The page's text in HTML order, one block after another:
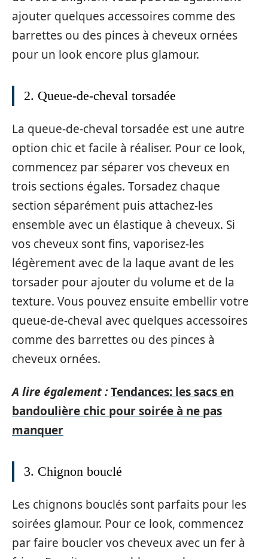
ajouter quelques accessoires comme des
barrettes ou des pinces à cheveux ornées
pour un look encore plus glamour.
2. Queue-de-cheval torsadée
La queue-de-cheval torsadée est une autre
option chic et facile à réaliser. Pour ce look,
commencez par séparer vos cheveux en
trois sections égales. Torsadez chaque
section séparément puis attachez-les
ensemble avec un élastique à cheveux. Si
vos cheveux sont fins, vaporisez-les
légèrement avec de la laque avant de les
torsader pour ajouter du volume et de la
texture. Vous pouvez ensuite embellir votre
queue-de-cheval avec quelques accessoires
comme des barrettes ou des pinces à
cheveux ornées.
A lire également :Tendances: les sacs en
bandoulière chic pour soirée à ne pas
manquer
3. Chignon bouclé
Les chignons bouclés sont parfaits pour les
soirées glamour. Pour ce look, commencez
par faire boucler vos cheveux avec un fer à